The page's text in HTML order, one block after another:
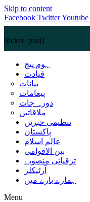
Skip to content
Facebook TwitterYoutube
[ticker_post]
ہوم پیج
قیادت
بیانات
پیغامات
دورہ جات
ملاقاتیں
تنظیمی خبریں
پاکستان
عالم اسلام
بین الاقوامی
ترقیاتی منصوبے
آرٹیکلز
ہمارے بارے میں
Menu